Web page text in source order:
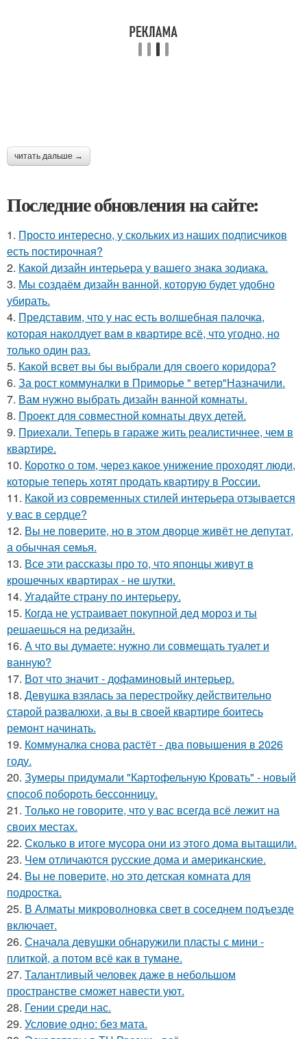
читать дальше →
Последние обновления на сайте:
1. Просто интересно, у скольких из наших подписчиков
есть постирочная?
2. Какой дизайн интерьера у вашего знака зодиака.
3. Мы создаём дизайн ванной, которую будет удобно
убирать.
4. Представим, что у нас есть волшебная палочка,
которая наколдует вам в квартире всё, что угодно, но
только один раз.
5. Какой всвет вы бы выбрали для своего коридора?
6. За рост коммуналки в Приморье " ветер"Назначили.
7. Вам нужно выбрать дизайн ванной комнаты.
8. Проект для совместной комнаты двух детей.
9. Приехали. Теперь в гараже жить реалистичнее, чем в
квартире.
10. Коротко о том, через какое унижение проходят люди,
которые теперь хотят продать квартиру в России.
11. Какой из современных стилей интерьера отзывается
у вас в сердце?
12. Вы не поверите, но в этом дворце живёт не депутат,
а обычная семья.
13. Все эти рассказы про то, что японцы живут в
крошечных квартирах - не шутки.
14. Угадайте страну по интерьеру.
15. Когда не устраивает покупной дед мороз и ты
решаешься на редизайн.
16. А что вы думаете: нужно ли совмещать туалет и
ванную?
17. Вот что значит - дофаминовый интерьер.
18. Девушка взялась за перестройку действительно
старой развалюхи, а вы в своей квартире боитесь
ремонт начинать.
19. Коммуналка снова растёт - два повышения в 2026
году.
20. Зумеры придумали "Картофельную Кровать" - новый
способ побороть бессонницу.
21. Только не говорите, что у вас всегда всё лежит на
своих местах.
22. Сколько в итоге мусора они из этого дома вытащили.
23. Чем отличаются русские дома и американские.
24. Вы не поверите, но это детская комната для
подростка.
25. В Алматы микроволновка свет в соседнем подъезде
включает.
26. Сначала девушки обнаружили пласты с мини -
плиткой, а потом всё как в тумане.
27. Талантливый человек даже в небольшом
пространстве сможет навести уют.
28. Гении среди нас.
29. Условие одно: без мата.